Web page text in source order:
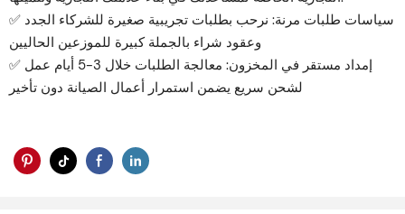
✅ سياسات طلبات مرنة: نرحب بطلبات تجريبية صغيرة للشركاء الجدد
وعقود شراء بالجملة كبيرة للموزعين الحاليين
✅ إمداد مستقر في المخزون: معالجة الطلبات خلال 3-5 أيام عمل
لشحن سريع يضمن استمرار أعمال الصيانة دون تأخير